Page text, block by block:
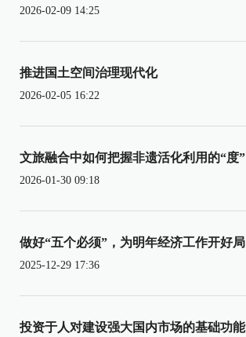
2026-02-09 14:25
推进国土空间治理现代化
2026-02-05 16:22
文旅融合中如何把握非遗活化利用的“度”
2026-01-30 09:18
做好“五个必须”，为明年经济工作开好局
2025-12-29 17:36
投资于人对建设强大国内市场的基础功能